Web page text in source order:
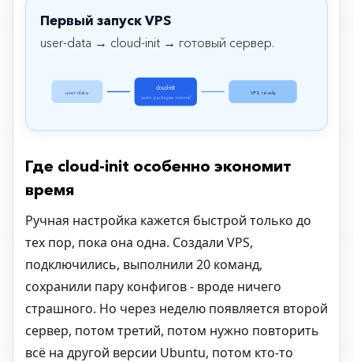
Первый запуск VPS
user-data → cloud-init → готовый сервер.
user-data
cloud-init
users · packages · runcmd
VPS ready
Где cloud-init особенно экономит
время
Ручная настройка кажется быстрой только до
тех пор, пока она одна. Создали VPS,
подключились, выполнили 20 команд,
сохранили пару конфигов - вроде ничего
страшного. Но через неделю появляется второй
сервер, потом третий, потом нужно повторить
всё на другой версии Ubuntu, потом кто-то